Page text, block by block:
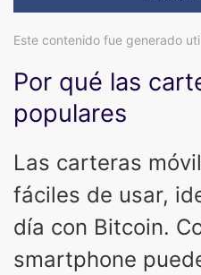
Este contenido fue generado
Por qué las
populares
Las carteras
fáciles de usar,
día con Bitcoin.
smartphone